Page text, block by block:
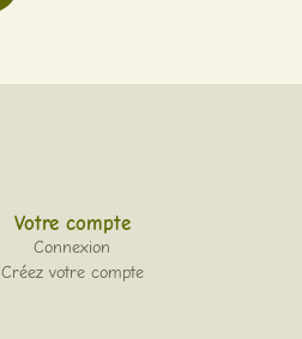
Votre compte
Connexion
Créez votre compte